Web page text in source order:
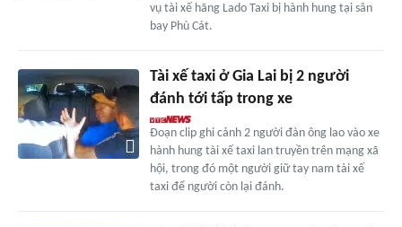
vụ tài xế hãng Lado Taxi bị hành hung tại sân
bay Phù Cát.
Tài xế taxi ở Gia Lai bị 2 người
đánh tới tấp trong xe
Đoạn clip ghi cảnh 2 người đàn ông lao vào xe
hành hung tài xế taxi lan truyền trên mạng xã
hội, trong đó một người giữ tay nam tài xế
taxi để người còn lại đánh.